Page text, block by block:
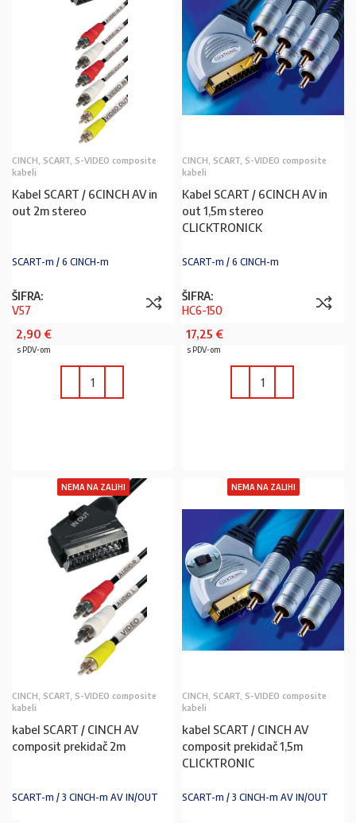
CINCH, SCART, S-VIDEO composite
kabeli
Kabel SCART / 6CINCH AV in
out 2m stereo
SCART-m / 6 CINCH-m
ŠIFRA:
V57
2,90 €
s PDV-om
CINCH, SCART, S-VIDEO composite
kabeli
Kabel SCART / 6CINCH AV in
out 1,5m stereo
CLICKTRONICK
SCART-m / 6 CINCH-m
ŠIFRA:
HC6-150
17,25 €
s PDV-om
NEMA NA ZALIHI
CINCH, SCART, S-VIDEO composite
kabeli
kabel SCART / CINCH AV
composit prekidač 2m
SCART-m / 3 CINCH-m AV IN/OUT
NEMA NA ZALIHI
CINCH, SCART, S-VIDEO composite
kabeli
kabel SCART / CINCH AV
composit prekidač 1,5m
CLICKTRONIC
SCART-m / 3 CINCH-m AV IN/OUT